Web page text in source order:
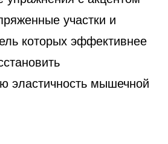
участки и
которых эффективнее
эластичность мышечной